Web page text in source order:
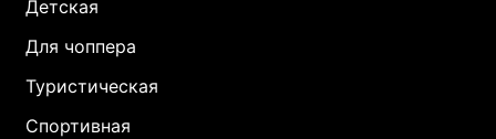
Детская
Для чоппера
Туристическая
Спортивная